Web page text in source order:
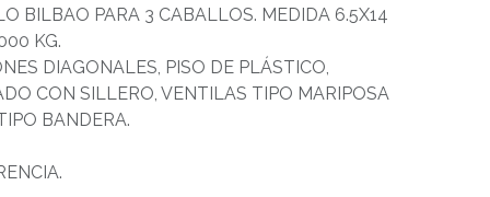
BILBAO PARA 3 CABALLOS. MEDIDA 6.5X14
KG.
DIAGONALES, PISO DE PLÁSTICO,
CON SILLERO, VENTILAS TIPO MARIPOSA
BANDERA.